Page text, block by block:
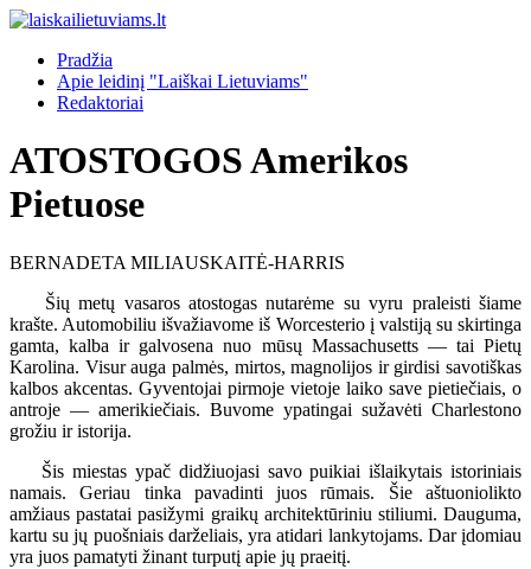
Pradžia
Apie leidinį "Laiškai Lietuviams"
Redaktoriai
ATOSTOGOS Amerikos
Pietuose
BERNADETA MILIAUSKAITĖ-HARRIS
Šių metų vasaros atostogas nutarėme su vyru praleisti šiame
krašte. Automobiliu išvažiavome iš Worcesterio į valstiją su skirtinga
gamta, kalba ir galvosena nuo mūsų Massachusetts — tai Pietų
Karolina. Visur auga palmės, mirtos, magnolijos ir girdisi savotiškas
kalbos akcentas. Gyventojai pirmoje vietoje laiko save pietiečiais, o
antroje — amerikiečiais. Buvome ypatingai sužavėti Charlestono
grožiu ir istorija.
Šis miestas ypač didžiuojasi savo puikiai išlaikytais istoriniais
namais. Geriau tinka pavadinti juos rūmais. Šie aštuoniolikto
amžiaus pastatai pasižymi graikų architektūriniu stiliumi. Dauguma,
kartu su jų puošniais darželiais, yra atidari lankytojams. Dar įdomiau
yra juos pamatyti žinant turputį apie jų praeitį.